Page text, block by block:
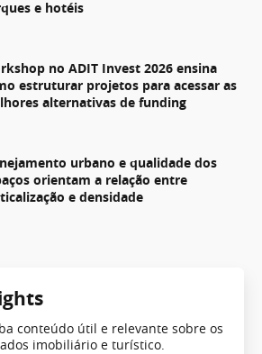
e hotéis
no ADIT Invest 2026 ensina
estruturar projetos para acessar as
alternativas de funding
urbano e qualidade dos
orientam a relação entre
e densidade
conteúdo útil e relevante sobre os
imobiliário e turístico.